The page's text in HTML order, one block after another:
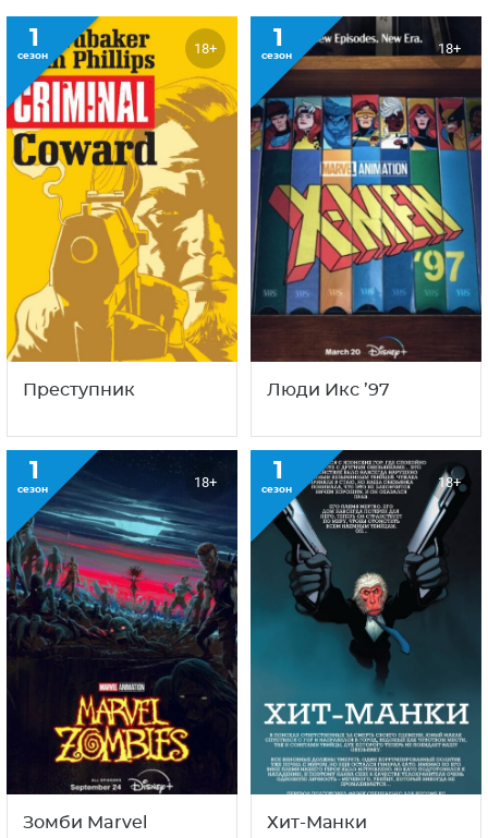
1
сезон 18+
Преступник
1
сезон 18+
Люди Икс ’97
1
сезон 18+
Зомби Marvel
1
сезон 18+
Хит-Манки